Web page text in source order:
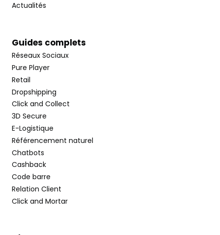
Actualités
Guides complets
Réseaux Sociaux
Pure Player
Retail
Dropshipping
Click and Collect
3D Secure
E-Logistique
Référencement naturel
Chatbots
Cashback
Code barre
Relation Client
Click and Mortar